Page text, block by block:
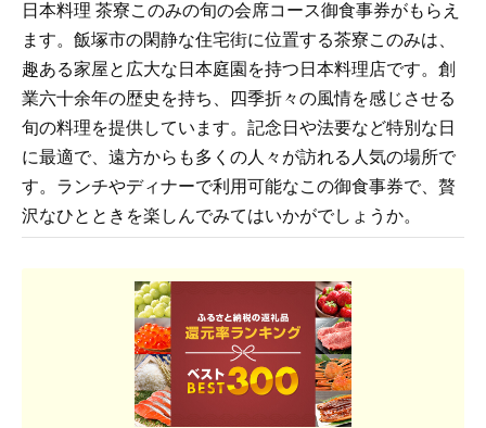
日本料理 茶寮このみの旬の会席コース御食事券がもらえ
ます。飯塚市の閑静な住宅街に位置する茶寮このみは、
趣ある家屋と広大な日本庭園を持つ日本料理店です。創
業六十余年の歴史を持ち、四季折々の風情を感じさせる
旬の料理を提供しています。記念日や法要など特別な日
に最適で、遠方からも多くの人々が訪れる人気の場所で
す。ランチやディナーで利用可能なこの御食事券で、贅
沢なひとときを楽しんでみてはいかがでしょうか。